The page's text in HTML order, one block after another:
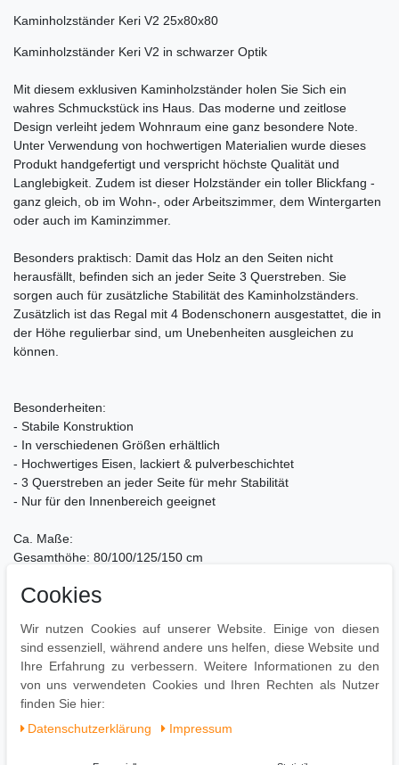
Kaminholzständer Keri V2 25x80x80
Kaminholzständer Keri V2 in schwarzer Optik
Mit diesem exklusiven Kaminholzständer holen Sie Sich ein
wahres Schmuckstück ins Haus. Das moderne und zeitlose
Design verleiht jedem Wohnraum eine ganz besondere Note.
Unter Verwendung von hochwertigen Materialien wurde dieses
Produkt handgefertigt und verspricht höchste Qualität und
Langlebigkeit. Zudem ist dieser Holzständer ein toller Blickfang -
ganz gleich, ob im Wohn-, oder Arbeitszimmer, dem Wintergarten
oder auch im Kaminzimmer.
Besonders praktisch: Damit das Holz an den Seiten nicht
herausfällt, befinden sich an jeder Seite 3 Querstreben. Sie
sorgen auch für zusätzliche Stabilität des Kaminholzständers.
Zusätzlich ist das Regal mit 4 Bodenschonern ausgestattet, die in
der Höhe regulierbar sind, um Unebenheiten ausgleichen zu
können.
Besonderheiten:
- Stabile Konstruktion
- In verschiedenen Größen erhältlich
- Hochwertiges Eisen, lackiert & pulverbeschichtet
- 3 Querstreben an jeder Seite für mehr Stabilität
- Nur für den Innenbereich geeignet
Ca. Maße:
Gesamthöhe: 80/100/125/150 cm
Gesamttiefe: 25 cm
Holzablagefläche
Höhe: 72/92/118/142 cm
Breite: 32/52/72/92 cm
Tiefe: 25 cm
Cookies
Wir nutzen Cookies auf unserer Website. Einige von diesen
sind essenziell, während andere uns helfen, diese Website und
Ihre Erfahrung zu verbessern. Weitere Informationen zu den
von uns verwendeten Cookies und Ihren Rechten als Nutzer
finden Sie hier:
Daten­schutz­erklärung
Impressum